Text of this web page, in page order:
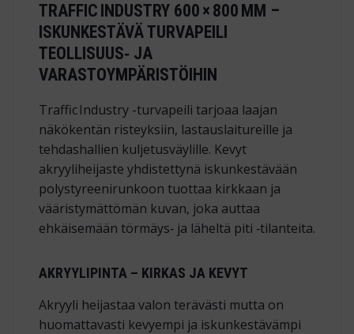
TRAFFIC INDUSTRY 600 × 800 MM –
ISKUNKESTÄVÄ TURVAPEILI
TEOLLISUUS‑ JA
VARASTOYMPÄRISTÖIHIN
Traffic Industry -turvapeili tarjoaa laajan
näkökentän risteyksiin, lastauslaitureille ja
tehdashallien kuljetusväylille. Kevyt
akryyliheijaste yhdistettynä iskunkestävään
polystyreenirunkoon tuottaa kirkkaan ja
vääristymättömän kuvan, joka auttaa
ehkäisemään törmäys‑ ja läheltä piti ‑tilanteita.
AKRYYLIPINTA – KIRKAS JA KEVYT
Akryyli heijastaa valon terävästi mutta on
huomattavasti kevyempi ja iskunkestävämpi